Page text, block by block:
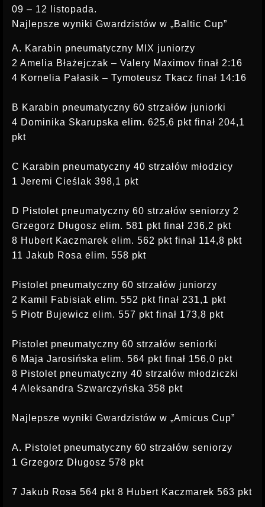
09 – 12 listopada.
Najlepsze wyniki Gwardzistów w „Baltic Cup”
A. Karabin pneumatyczny MIX juniorzy
2 Amelia Błażejczak – Valery Maximov finał 2:16
4 Kornelia Pałasik – Tymoteusz Tkacz finał 14:16
B Karabin pneumatyczny 60 strzałów juniorki
4 Dominika Skarupska elim. 625,6 pkt finał 204,1
pkt
C Karabin pneumatyczny 40 strzałów młodzicy
1 Jeremi Cieślak 398,1 pkt
D Pistolet pneumatyczny 60 strzałów seniorzy 2
Grzegorz Długosz elim. 581 pkt finał 236,2 pkt
8 Hubert Kaczmarek elim. 562 pkt finał 114,8 pkt
11 Jakub Rosa elim. 558 pkt
Pistolet pneumatyczny 60 strzałów juniorzy
2 Kamil Fabisiak elim. 552 pkt finał 231,1 pkt
5 Piotr Bujewicz elim. 557 pkt finał 173,8 pkt
Pistolet pneumatyczny 60 strzałów seniorki
6 Maja Jarosińska elim. 564 pkt finał 156,0 pkt
8 Pistolet pneumatyczny 40 strzałów młodziczki
4 Aleksandra Szwarczyńska 358 pkt
Najlepsze wyniki Gwardzistów w „Amicus Cup”
A. Pistolet pneumatyczny 60 strzałów seniorzy
1 Grzegorz Długosz 578 pkt
7 Jakub Rosa 564 pkt 8 Hubert Kaczmarek 563 pkt